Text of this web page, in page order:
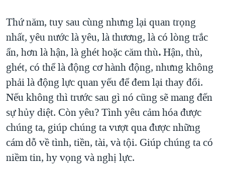
Thứ năm, tuy sau cùng nhưng lại quan trọng
nhất, yêu nước là yêu, là thương, là có lòng trắc
ẩn, hơn là hận, là ghét hoặc căm thù.Hận, thù,
ghét, có thể là động cơ hành động, nhưng không
phải là động lực quan yếu để đem lại thay đổi.
Nếu không thì trước sau gì nó cũng sẽ mang đến
sự hủy diệt. Còn yêu? Tình yêu cảm hóa được
chúng ta, giúp chúng ta vượt qua được những
cám dỗ về tình, tiền, tài, và tội. Giúp chúng ta có
niềm tin, hy vọng và nghị lực.